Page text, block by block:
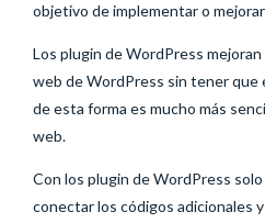
objetivo de implementar o
Los plugin de WordPress
web de WordPress sin tener que
de esta forma es mucho más
web.
Con los plugin de WordPress
conectar los códigos adicionales